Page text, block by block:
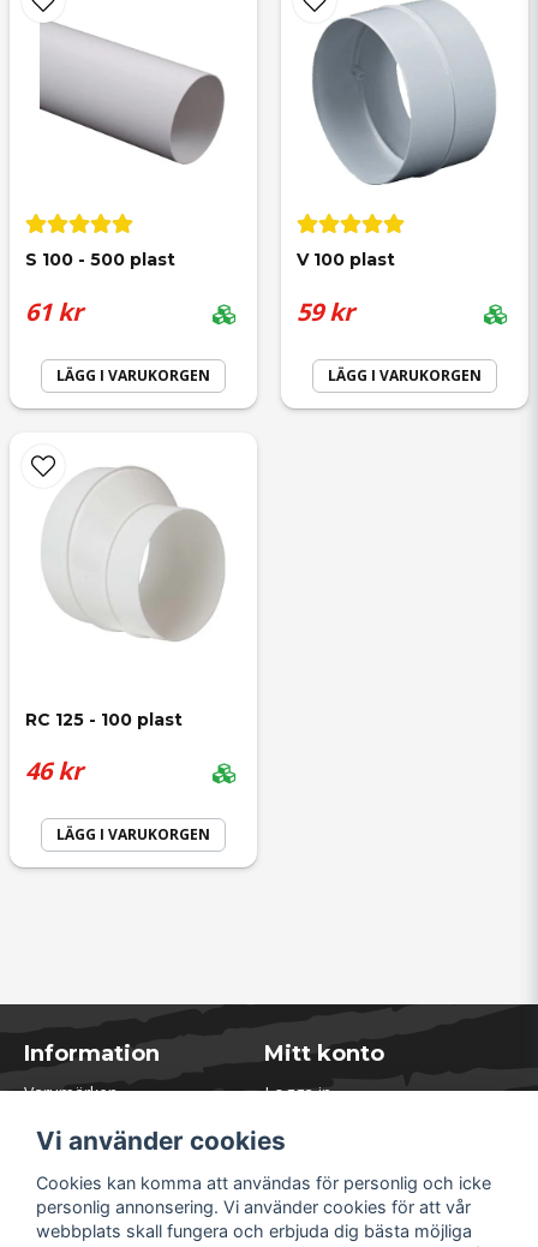
Skicka fråga
S 100 - 500 plast
61 kr
LÄGG I VARUKORGEN
V 100 plast
59 kr
LÄGG I VARUKORGEN
RC 125 - 100 plast
46 kr
LÄGG I VARUKORGEN
Information
Varumärken
Kontakta oss
Öppettider Lager
Om Soliduct
Mitt konto
Logga in
Glömt lösenord?
Vi använder cookies
Cookies kan komma att användas för personlig och icke
personlig annonsering. Vi använder cookies för att vår
webbplats skall fungera och erbjuda dig bästa möjliga